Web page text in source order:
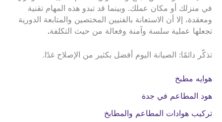
في منزلك أو مكان عملك. وبينما قد تبدو هذه المهام تقنية
ومعقدة، إلا أن الاستعانة بالفنيين المختصين والمتابعة الدورية
تجعلها عملية سلسة وآمنة وفعالة من حيث التكلفة.
تذكّر دائمًا: الصيانة اليوم أفضل بكثير من الإصلاح غدًا.
هوايه مطبخ
هود المطاعم في جدة
تركيب هوادات المطاعم والمطابخ